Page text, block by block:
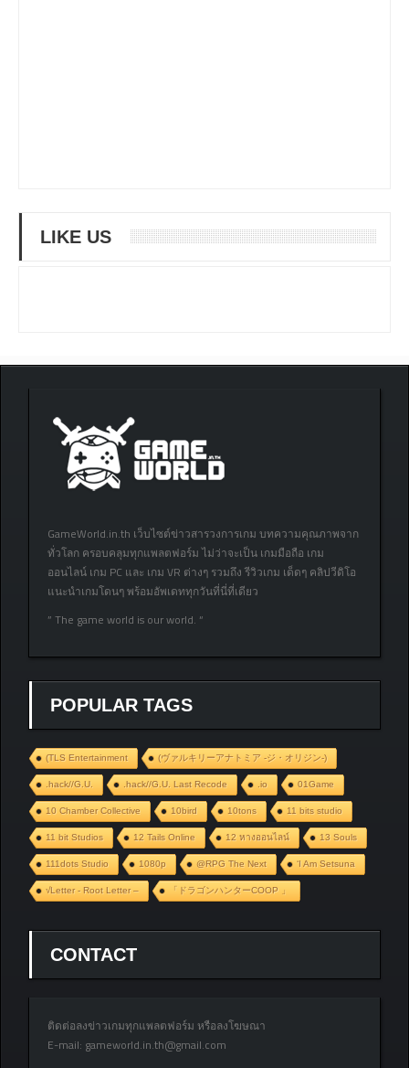
LIKE US
GameWorld.in.th เว็บไซต์ข่าวสารวงการเกม บทความคุณภาพจาก
ทั่วโลก ครอบคลุมทุกแพลตฟอร์ม ไม่ว่าจะเป็น เกมมือถือ เกม
ออนไลน์ เกม PC และ เกม VR ต่างๆ รวมถึง รีวิวเกม เด็ดๆ คลิปวีดิโอ
แนะนำเกมโดนๆ พร้อมอัพเดททุกวันที่นี่ที่เดียว
” The game world is our world. “
POPULAR TAGS
(TLS Entertainment (ヴァルキリーアナトミア ‐ジ・オリジン‐)
.hack//G.U. .hack//G.U. Last Recode .io 01Game
10 Chamber Collective 10bird 10tons 11 bits studio
11 bit Studios 12 Tails Online 12 หางออนไลน์ 13 Souls
111dots Studio 1080p @RPG The Next ‘I Am Setsuna
√Letter - Root Letter – 「ドラゴンハンターCOOP 」
CONTACT
ติดต่อลงข่าวเกมทุกแพลตฟอร์ม หรือลงโฆษณา
E-mail: gameworld.in.th@gmail.com